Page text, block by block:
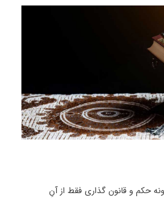
حکم و قانون گذاری فقط از آنِ